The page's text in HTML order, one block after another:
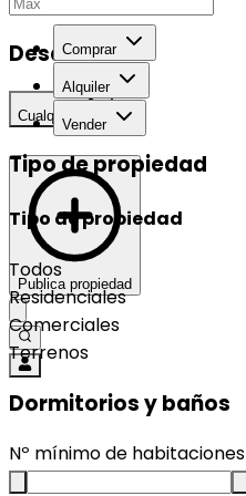
Comprar
Alquiler
Vender
Publica propiedad
Desarrollo
Cualquier
Tipo de propiedad
Tipo de propiedad
Todos
Residenciales
Comerciales
Terrenos
Dormitorios y baños
Nº mínimo de habitaciones